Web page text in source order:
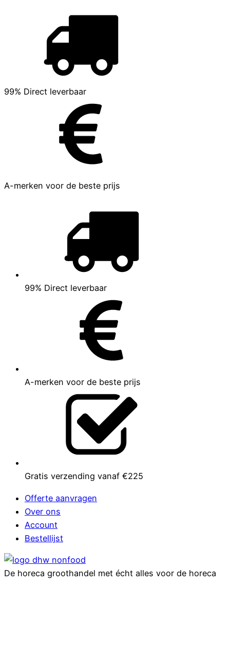
99% Direct leverbaar
A-merken voor de beste prijs
99% Direct leverbaar
A-merken voor de beste prijs
Gratis verzending vanaf €225
Offerte aanvragen
Over ons
Account
Bestellijst
De horeca groothandel met écht alles voor de horeca